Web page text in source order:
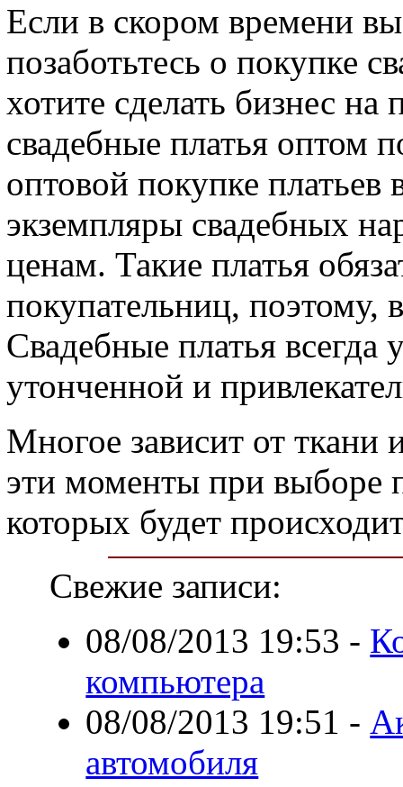
Если в скором времени
позаботьтесь о покупке
хотите сделать бизнес
свадебные платья оптом
оптовой покупке
экземпляры свадебных
ценам. Такие платья
покупательниц, поэтому,
Свадебные платья всегда
утонченной и
Многое зависит от ткани
эти моменты при выборе
которых будет
Свежие записи:
08/08/2013 19:53 -
компьютера
08/08/2013 19:51 -
автомобиля